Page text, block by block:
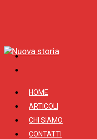
HOME
ARTICOLI
CHI SIAMO
CONTATTI